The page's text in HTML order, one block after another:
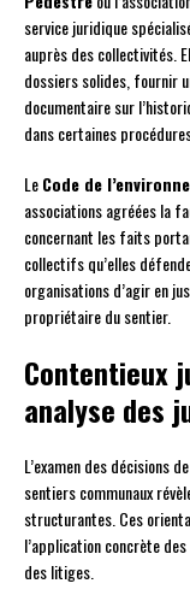
service juridique
auprès des collectivités.
dossiers solides, fournir
documentaire sur
dans certaines
LeCode de
associations agréées la
concernant les faits
collectifs qu’elles
organisations d’agir en
propriétaire du sentier.
Contentieux
analyse des
L’examen des décisions
sentiers communaux
structurantes. Ces
l’application concrète
des litiges.